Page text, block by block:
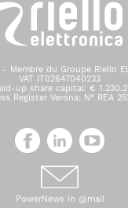
- Membre du Groupe Riello
VAT IT02647040233
up share capital: €
Register Verona: N° REA
PowerNews in @mail